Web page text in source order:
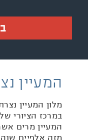
המעיין
מלון המעיין
במרכז הציורי
המעיין מרים
מזה אלפיים